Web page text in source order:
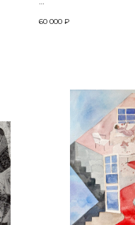
тушь | chinese ink on
60 000 ₽